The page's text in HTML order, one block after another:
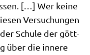
[…] Wer kei­ne
Ver­su­chun­gen
Schu­le der gött­
über die inne­re